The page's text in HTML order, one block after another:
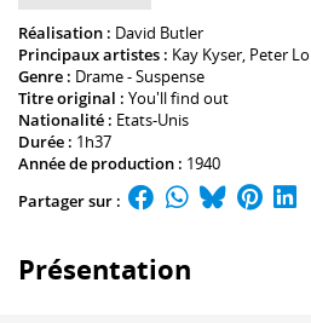
Réalisation : David Butler
Principaux artistes : Kay Kyser, Peter
Genre : Drame - Suspense
Titre original : You'll find out
Nationalité : Etats-Unis
Durée : 1h37
Année de production : 1940
Partager sur :
Présentation